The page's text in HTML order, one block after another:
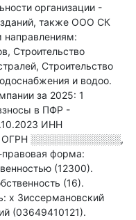
организации -
, также ООО СК
Строительство
Строительство
и водоо.
за 2025: 1
в ПФР -
ИНН
ОГРН ░░░░░░░░░░░░░,
форма:
(12300).
(16).
х Зиссермановский
(03649410121).